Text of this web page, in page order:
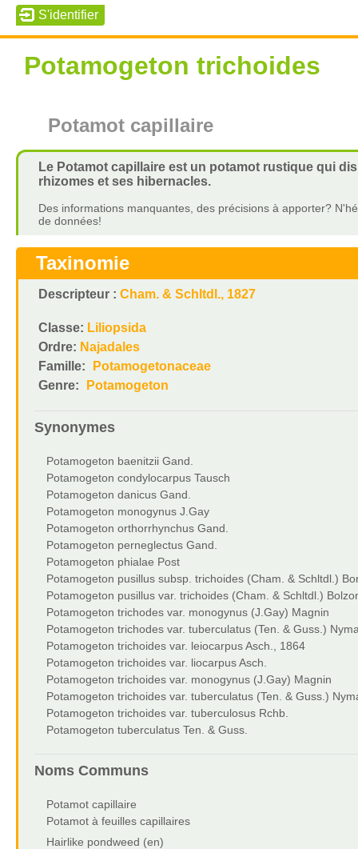
Potamogeton trichoides
Potamot capillaire
Le Potamot capillaire est un potamot rustique qui
rhizomes et ses hibernacles.
Des informations manquantes, des précisions à apporter?
de données!
Taxinomie
Descripteur : Cham. & Schltdl., 1827
Classe: Liliopsida
Ordre: Najadales
Famille:
Potamogetonaceae
Genre:
Potamogeton
Synonymes
Potamogeton baenitzii Gand.
Potamogeton condylocarpus Tausch
Potamogeton danicus Gand.
Potamogeton monogynus J.Gay
Potamogeton orthorrhynchus Gand.
Potamogeton perneglectus Gand.
Potamogeton phialae Post
Potamogeton pusillus subsp. trichoides (Cham. & Schltdl.)
Potamogeton pusillus var. trichoides (Cham. & Schltdl.)
Potamogeton trichodes var. monogynus (J.Gay) Magnin
Potamogeton trichodes var. tuberculatus (Ten. & Guss.)
Potamogeton trichoides var. leiocarpus Asch., 1864
Potamogeton trichoides var. liocarpus Asch.
Potamogeton trichoides var. monogynus (J.Gay) Magnin
Potamogeton trichoides var. tuberculatus (Ten. & Guss.)
Potamogeton trichoides var. tuberculosus Rchb.
Potamogeton tuberculatus Ten. & Guss.
Noms Communs
Potamot capillaire
Potamot à feuilles capillaires
Hairlike pondweed (en)